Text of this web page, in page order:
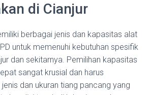
di Cianjur
berbagai jenis dan kapasitas alat
untuk memenuhi kebutuhan spesifik
dan sekitarnya. Pemilihan kapasitas
sangat krusial dan harus
dan ukuran tiang pancang yang